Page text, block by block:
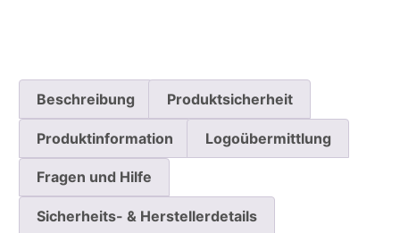
Beschreibung Produktsicherheit
Produktinformation Logoübermittlung
Fragen und Hilfe
Sicherheits- & Herstellerdetails